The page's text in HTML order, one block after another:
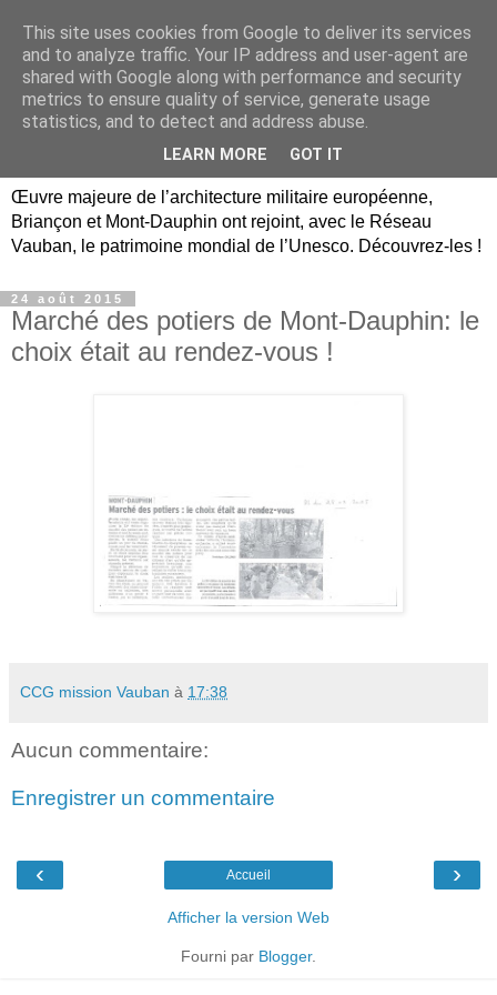
Briançon, Mont-Dauphin,
Vauban Unesco Hautes-
Œuvre majeure de l’architecture militaire européenne,
Briançon et Mont-Dauphin ont rejoint, avec le Réseau
Vauban, le patrimoine mondial de l’Unesco. Découvrez-les !
24 août 2015
Marché des potiers de Mont-Dauphin: le
choix était au rendez-vous !
CCG mission Vauban à 17:38
Aucun commentaire:
Enregistrer un commentaire
‹ ›
Accueil
Afficher la version Web
Fourni par Blogger.
This site uses cookies from Google to deliver its services
and to analyze traffic. Your IP address and user-agent are
shared with Google along with performance and security
metrics to ensure quality of service, generate usage
statistics, and to detect and address abuse.
LEARN MORE GOT IT